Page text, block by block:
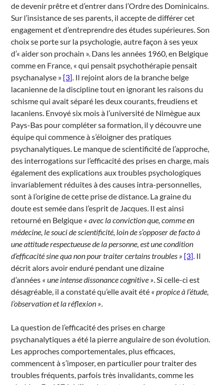
de devenir prêtre et d’entrer dans l’Ordre des Dominicains.
Sur l’insistance de ses parents, il accepte de différer cet
engagement et d’entreprendre des études supérieures. Son
choix se porte sur la psychologie, autre façon à ses yeux
d’« aider son prochain ». Dans les années 1960, en Belgique
comme en France, « qui pensait psychothérapie pensait
psychanalyse » [3] . Il rejoint alors de la branche belge
lacanienne de la discipline tout en ignorant les raisons du
schisme qui avait séparé les deux courants, freudiens et
lacaniens. Envoyé six mois à l’université de Nimègue aux
Pays-Bas pour compléter sa formation, il y découvre une
équipe qui commence à s’éloigner des pratiques
psychanalytiques. Le manque de scientificité de l’approche,
des interrogations sur l’efficacité des prises en charge, mais
également des explications aux troubles psychologiques
invariablement réduites à des causes intra-personnelles,
sont à l’origine de cette prise de distance. La graine du
doute est semée dans l’esprit de Jacques. Il est ainsi
retourné en Belgique « avec la conviction que, comme en
médecine, le souci de scientificité, loin de s’opposer de facto à
une attitude respectueuse de la personne, est une condition
d’efficacité sine qua non pour traiter certains troubles » [3] . Il
décrit alors avoir enduré pendant une dizaine
d’années « une intense dissonance cognitive » . Si celle-ci est
désagréable, il a constaté qu’elle avait été « propice à l’étude,
l’observation et la réflexion »
La question de l’efficacité des prises en charge
psychanalytiques a été la pierre angulaire de son évolution.
Les approches comportementales, plus efficaces,
commencent à s’imposer, en particulier pour traiter des
troubles fréquents, parfois très invalidants, comme les